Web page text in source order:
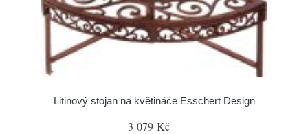
Litinový stojan na květináče Esschert Design
3 079 Kč